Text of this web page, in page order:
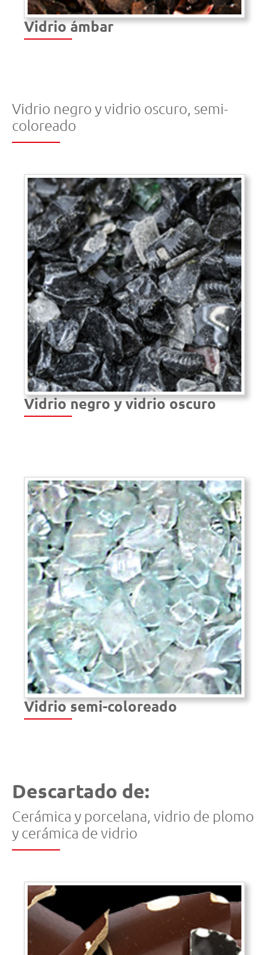
Vidrio ámbar
Vidrio negro y vidrio oscuro, semi-
coloreado
Vidrio negro y vidrio oscuro
Vidrio semi-coloreado
Descartado de:
Cerámica y porcelana, vidrio de plomo
y cerámica de vidrio